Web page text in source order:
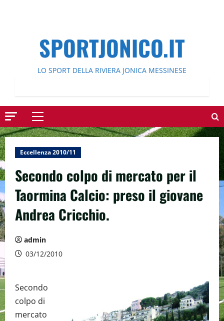
SPORTJONICO.IT
LO SPORT DELLA RIVIERA JONICA MESSINESE
Menu
principale
Eccellenza 2010/11
Secondo colpo di mercato per il
Taormina Calcio: preso il giovane
Andrea Cricchio.
admin
03/12/2010
Secondo
colpo di
mercato